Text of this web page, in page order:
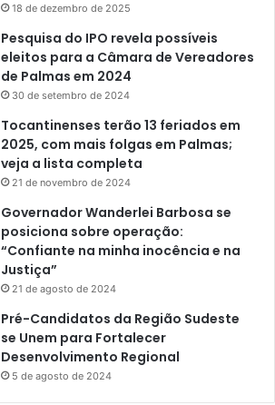
18 de dezembro de 2025
Pesquisa do IPO revela possíveis
eleitos para a Câmara de Vereadores
de Palmas em 2024
30 de setembro de 2024
Tocantinenses terão 13 feriados em
2025, com mais folgas em Palmas;
veja a lista completa
21 de novembro de 2024
Governador Wanderlei Barbosa se
posiciona sobre operação:
“Confiante na minha inocência e na
Justiça”
21 de agosto de 2024
Pré-Candidatos da Região Sudeste
se Unem para Fortalecer
Desenvolvimento Regional
5 de agosto de 2024